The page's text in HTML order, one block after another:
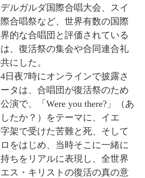
ルガルダ国際合唱大会、スイ
合唱祭など、世界有数の国際
的な合唱団と評価されている
、復活祭の集会や合同連合礼
にした。
日夜7時にオンラインで披露さ
タは、合唱団が復活祭のため
演で、「Were you there?」（あ
たか？）をテーマに、イエ
架で受けた苦難と死、そして
をはじめ、当時そこに一緒に
ちをリアルに表現し、全世界
ス・キリストの復活の真の意